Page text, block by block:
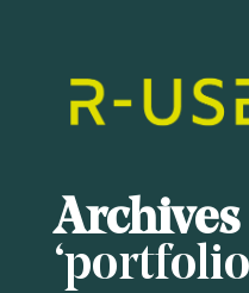
Archives
portfolio